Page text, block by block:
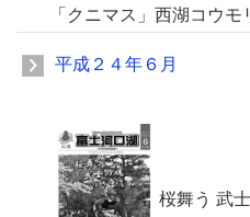
「クニマス」西湖コウモ
平成２４年６月
桜舞う 武